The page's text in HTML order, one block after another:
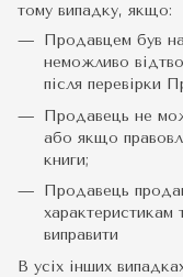
тому випадку, якщо:
Продавцем був
неможливо
після перевірки
Продавець не
або якщо
книги;
Продавець
характеристикам
виправити
В усіх інших